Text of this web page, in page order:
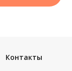
Контакты